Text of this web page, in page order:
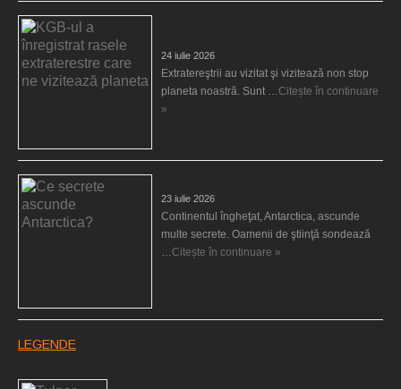
24 iulie 2026
Extratereştrii au vizitat şi vizitează non stop
planeta noastră. Sunt …Citește în continuare
»
23 iulie 2026
Continentul îngheţat, Antarctica, ascunde
multe secrete. Oamenii de ştiinţă sondează
…Citește în continuare »
LEGENDE